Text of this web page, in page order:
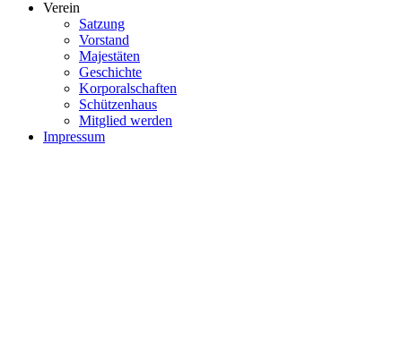
Verein
Satzung
Vorstand
Majestäten
Geschichte
Korporalschaften
Schützenhaus
Mitglied werden
Impressum